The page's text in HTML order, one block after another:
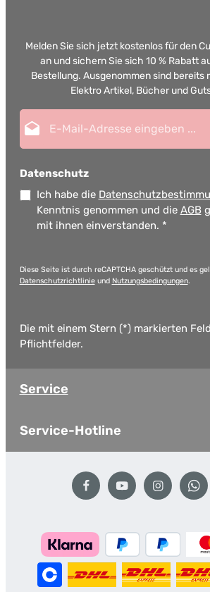
Melden Sie sich jetzt kostenlos für den
an und sichern Sie sich 10 % Rabatt
Bestellung. Ausgenommen sind bereits
Elektro Artikel, Bücher und
Datenschutz
Ich habe die
Kenntnis genommen und die AGB
mit ihnen einverstanden. *
Diese Seite ist durch reCAPTCHA geschützt und es
Datenschutzrichtlinieund Nutzungsbedingungen.
Die mit einem Stern (*) markierten
Pflichtfelder.
Service
Service-Hotline